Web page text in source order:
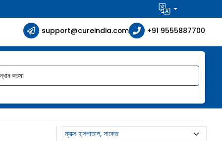
support@cureindia.com +91 9555887700